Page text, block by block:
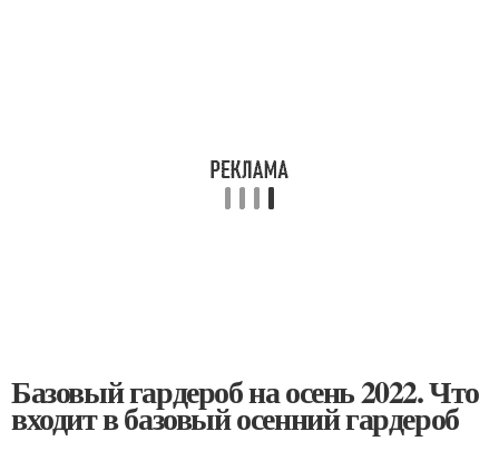
Базовый гардероб на осень 2022. Что
входит в базовый осенний гардероб